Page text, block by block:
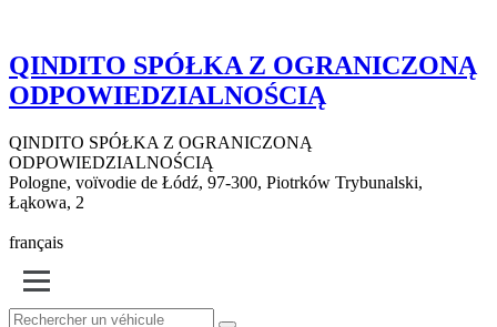
QINDITO SPÓŁKA Z OGRANICZONĄ
ODPOWIEDZIALNOŚCIĄ
QINDITO SPÓŁKA Z OGRANICZONĄ
ODPOWIEDZIALNOŚCIĄ
Pologne, voïvodie de Łódź, 97-300, Piotrków Trybunalski,
Łąkowa, 2
français